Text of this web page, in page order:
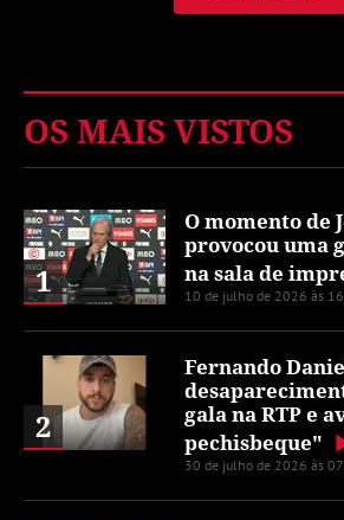
OS MAIS VISTOS
1
O momento de
provocou uma
na sala de
10 de julho de 2026 às
2
Fernando
gala na RTP e
pechisbeque"
30 de julho de 2026 às